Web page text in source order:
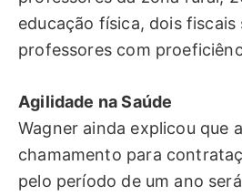
educação física, dois
professores com
Agilidade na Saúde
Wagner ainda explicou que
chamamento para
pelo período de um ano